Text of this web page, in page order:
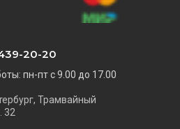
20-20
пн-пт с 9.00 до 17.00
Трамвайный
32